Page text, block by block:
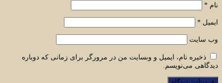
نام *
ایمیل *
وب‌ سایت
ذخیره نام، ایمیل و وبسایت من در مرورگر برای زمانی که دوباره
دیدگاهی می‌نویسم.